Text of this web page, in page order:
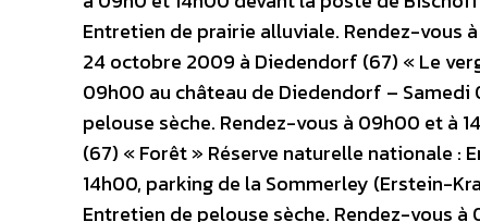
Entretien de prairie alluviale. Rendez-vous
24 octobre 2009 à Diedendorf (67) « Le
09h00 au château de Diedendorf –
pelouse sèche. Rendez-vous à 09h00 et à
(67) « Forêt » Réserve naturelle nationale :
14h00, parking de la Sommerley (Erstein-
Entretien de pelouse sèche. Rendez-vous